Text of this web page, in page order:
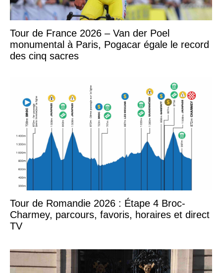
Tour de France 2026 – Van der Poel
monumental à Paris, Pogacar égale le record
des cinq sacres
Tour de Romandie 2026 : Étape 4 Broc-
Charmey, parcours, favoris, horaires et direct
TV